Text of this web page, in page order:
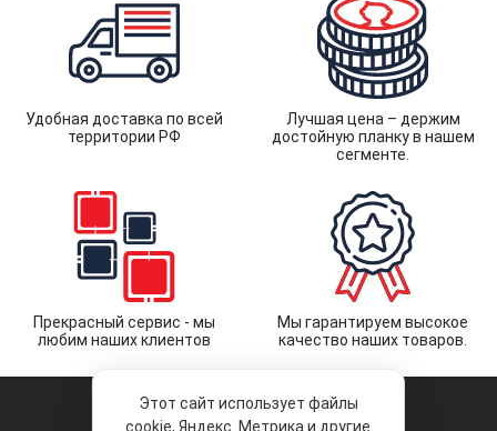
Удобная доставка по всей
территории РФ
Лучшая цена – держим
достойную планку в нашем
сегменте.
Прекрасный сервис - мы
любим наших клиентов
Мы гарантируем высокое
качество наших товаров.
Этот сайт использует файлы
cookie, Яндекс. Метрика и другие